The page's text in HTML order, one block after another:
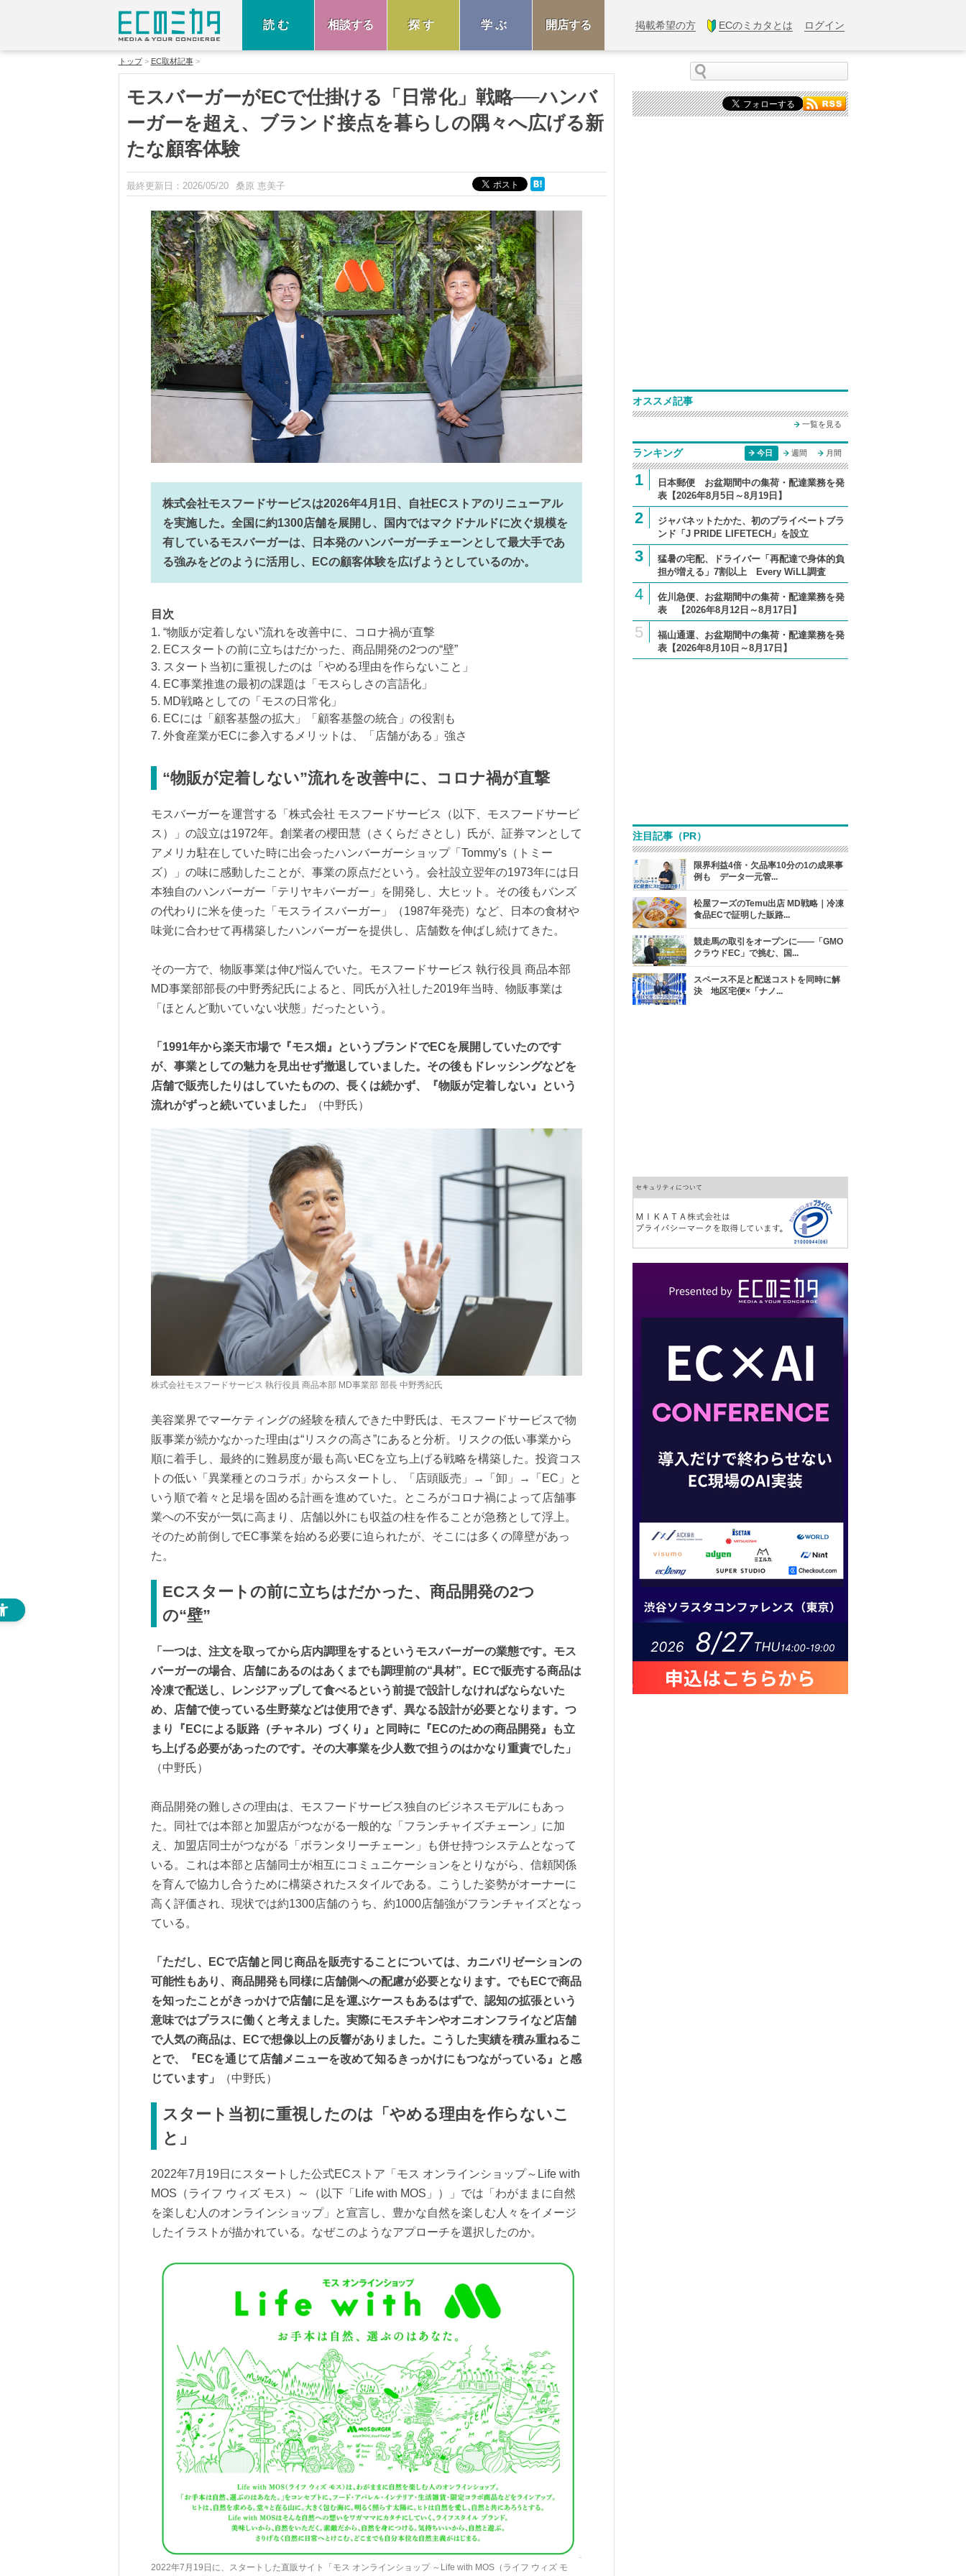
読む 相談する 探す 学ぶ 開店する 掲載希望の方 ECのミカタとは ログイン
トップ EC取材記事
モスバーガーがECで仕掛ける「日常化」戦略──ハンバ
ーガーを超え、ブランド接点を暮らしの隅々へ広げる新
たな顧客体験
最終更新日： 2026/05/20 桑原 恵美子
株式会社モスフードサービスは2026年4月1日、自社ECストアのリニューアル
を実施した。全国に約1300店舗を展開し、国内ではマクドナルドに次ぐ規模を
有しているモスバーガーは、日本発のハンバーガーチェーンとして最大手であ
る強みをどのように活用し、ECの顧客体験を広げようとしているのか。
目次
1. “物販が定着しない”流れを改善中に、コロナ禍が直撃
2. ECスタートの前に立ちはだかった、商品開発の2つの“壁”
3. スタート当初に重視したのは「やめる理由を作らないこと」
4. EC事業推進の最初の課題は「モスらしさの言語化」
5. MD戦略としての「モスの日常化」
6. ECには「顧客基盤の拡大」「顧客基盤の統合」の役割も
7. 外食産業がECに参入するメリットは、「店舗がある」強さ
“物販が定着しない”流れを改善中に、コロナ禍が直撃
モスバーガーを運営する「株式会社 モスフードサービス（以下、モスフードサービ
ス）」の設立は1972年。創業者の櫻田慧（さくらだ さとし）氏が、証券マンとして
アメリカ駐在していた時に出会ったハンバーガーショップ「Tommy’s（トミー
ズ）」の味に感動したことが、事業の原点だという。会社設立翌年の1973年には日
本独自のハンバーガー「テリヤキバーガー」を開発し、大ヒット。その後もバンズ
の代わりに米を使った「モスライスバーガー」（1987年発売）など、日本の食材や
味覚に合わせて再構築したハンバーガーを提供し、店舗数を伸ばし続けてきた。
その一方で、物販事業は伸び悩んでいた。モスフードサービス 執行役員 商品本部
MD事業部部長の中野秀紀氏によると、同氏が入社した2019年当時、物販事業は
「ほとんど動いていない状態」だったという。
「1991年から楽天市場で『モス畑』というブランドでECを展開していたのです
が、事業としての魅力を見出せず撤退していました。その後もドレッシングなどを
店舗で販売したりはしていたものの、長くは続かず、『物販が定着しない』という
流れがずっと続いていました」
（中野氏）
株式会社モスフードサービス 執行役員 商品本部 MD事業部 部長 中野秀紀氏
美容業界でマーケティングの経験を積んできた中野氏は、モスフードサービスで物
販事業が続かなかった理由は“リスクの高さ”にあると分析。リスクの低い事業から
順に着手し、最終的に難易度が最も高いECを立ち上げる戦略を構築した。投資コス
トの低い「異業種とのコラボ」からスタートし、「店頭販売」→「卸」→「EC」と
いう順で着々と足場を固める計画を進めていた。ところがコロナ禍によって店舗事
業への不安が一気に高まり、店舗以外にも収益の柱を作ることが急務として浮上。
そのため前倒しでEC事業を始める必要に迫られたが、そこには多くの障壁があっ
た。
ECスタートの前に立ちはだかった、商品開発の2つ
の“壁”
「一つは、注文を取ってから店内調理をするというモスバーガーの業態です。モス
バーガーの場合、店舗にあるのはあくまでも調理前の“具材”。ECで販売する商品は
冷凍で配送し、レンジアップして食べるという前提で設計しなければならないた
め、店舗で使っている生野菜などは使用できず、異なる設計が必要となります。つ
まり『ECによる販路（チャネル）づくり』と同時に『ECのための商品開発』も立
ち上げる必要があったのです。その大事業を少人数で担うのはかなり重責でした」
（中野氏）
商品開発の難しさの理由は、モスフードサービス独自のビジネスモデルにもあっ
た。同社では本部と加盟店がつながる一般的な「フランチャイズチェーン」に加
え、加盟店同士がつながる「ボランタリーチェーン」も併せ持つシステムとなって
いる。これは本部と店舗同士が相互にコミュニケーションをとりながら、信頼関係
を育んで協力し合うために構築されたスタイルである。こうした姿勢がオーナーに
高く評価され、現状では約1300店舗のうち、約1000店舗強がフランチャイズとなっ
ている。
「ただし、ECで店舗と同じ商品を販売することについては、カニバリゼーションの
可能性もあり、商品開発も同様に店舗側への配慮が必要となります。でもECで商品
を知ったことがきっかけで店舗に足を運ぶケースもあるはずで、認知の拡張という
意味ではプラスに働くと考えました。実際にモスチキンやオニオンフライなど店舗
で人気の商品は、ECで想像以上の反響がありました。こうした実績を積み重ねるこ
とで、『ECを通じて店舗メニューを改めて知るきっかけにもつながっている』と感
じています」
（中野氏）
スタート当初に重視したのは「やめる理由を作らないこ
と」
2022年7月19日にスタートした公式ECストア「モス オンラインショップ～Life with
MOS（ライフ ウィズ モス）～（以下「Life with MOS」）」では「わがままに自然
を楽しむ人のオンラインショップ」と宣言し、豊かな自然を楽しむ人々をイメージ
したイラストが描かれている。なぜこのようなアプローチを選択したのか。
2022年7月19日に、スタートした直販サイト「モス オンラインショップ ～Life with MOS（ライフ ウィズ モ
オススメ記事
一覧を見る
ランキング 今日 週間 月間
1
日本郵便 お盆期間中の集荷・配達業務を発
表【2026年8月5日～8月19日】
2
ジャパネットたかた、初のプライベートブラ
ンド「J PRIDE LIFETECH」を設立
3
猛暑の宅配、ドライバー「再配達で身体的負
担が増える」7割以上 Every WiLL調査
4
佐川急便、お盆期間中の集荷・配達業務を発
表 【2026年8月12日～8月17日】
5
福山通運、お盆期間中の集荷・配達業務を発
表【2026年8月10日～8月17日】
注目記事（PR）
限界利益4倍・欠品率10分の1の成果事
例も データ一元管...
松屋フーズのTemu出店 MD戦略｜冷凍
食品ECで証明した販路...
競走馬の取引をオープンに――「GMO
クラウドEC」で挑む、国...
スペース不足と配送コストを同時に解
決 地区宅便×「ナノ...